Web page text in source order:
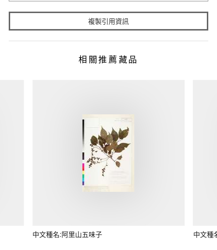
複製引用資訊
相關推薦藏品
中文種名:阿里山五味子 中文種